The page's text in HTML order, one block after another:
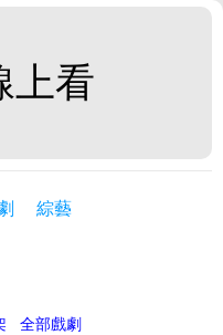
上看
綜藝
全部戲劇